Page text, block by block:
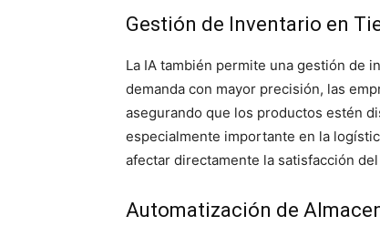
Gestión de Inventario en
La IA también permite una gestión de
demanda con mayor precisión, las
asegurando que los productos estén
especialmente importante en la
afectar directamente la satisfacción
Automatización de